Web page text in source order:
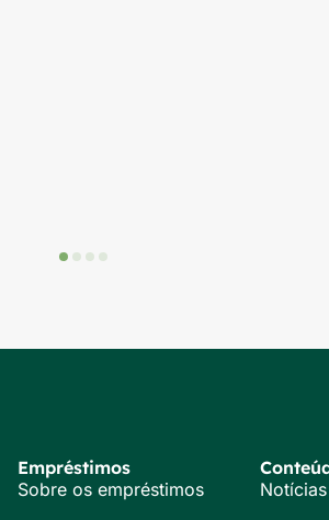
Empréstimos
Sobre os empréstimos
Notícias